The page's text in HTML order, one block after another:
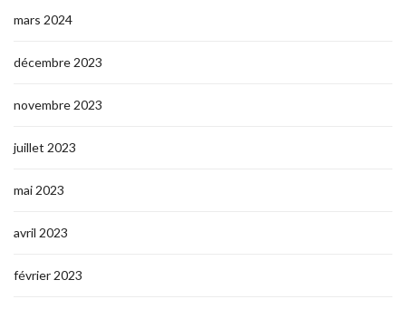
mars 2024
décembre 2023
novembre 2023
juillet 2023
mai 2023
avril 2023
février 2023